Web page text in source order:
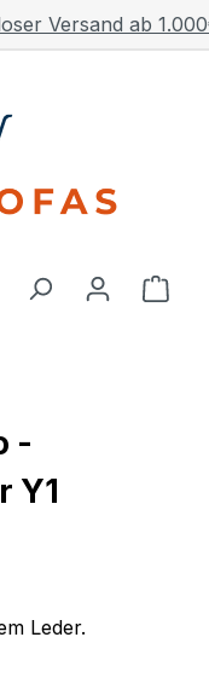
ab 1.000€**
-
Y1